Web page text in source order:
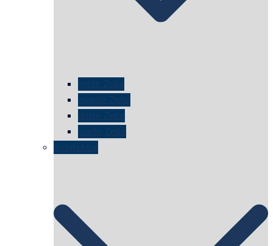
erste Zelle
zweite Zelle
dritte Zelle
vierte Zelle
architektur